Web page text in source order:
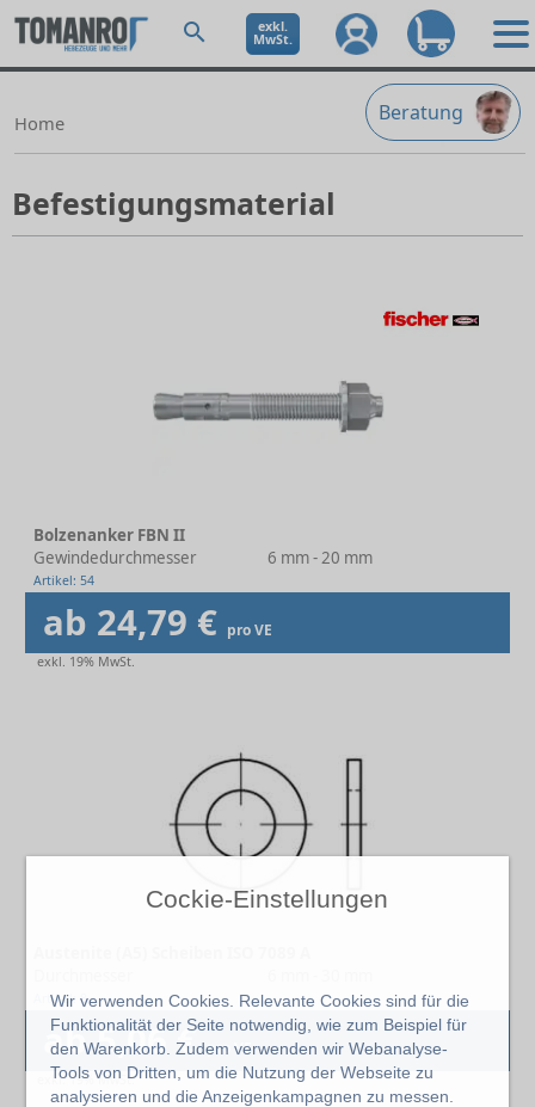
Cockie-Einstellungen
Wir verwenden Cookies. Relevante Cookies sind für die
Funktionalität der Seite notwendig, wie zum Beispiel für
den Warenkorb. Zudem verwenden wir Webanalyse-
Tools von Dritten, um die Nutzung der Webseite zu
analysieren und die Anzeigenkampagnen zu messen.
exkl.
MwSt.
Beratung
Home
Befestigungsmaterial
Bolzenanker FBN II
Gewindedurchmesser
6 mm - 20 mm
Artikel: 54
ab 24,79 € pro VE
exkl. 19% MwSt.
Artikel: 8
ab 5,06 €pro VE
exkl. 19% MwSt.